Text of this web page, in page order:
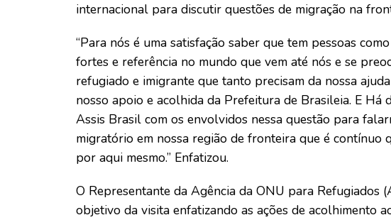
internacional para discutir questões de migração na
“Para nós é uma satisfação saber que tem pessoas
fortes e referência no mundo que vem até nós e se
refugiado e imigrante que tanto precisam da nossa
nosso apoio e acolhida da Prefeitura de Brasileia. E Há
Assis Brasil com os envolvidos nessa questão para
migratório em nossa região de fronteira que é contínuo
por aqui mesmo.” Enfatizou.
O Representante da Agência da ONU para Refugiados
objetivo da visita enfatizando as ações de acolhimento